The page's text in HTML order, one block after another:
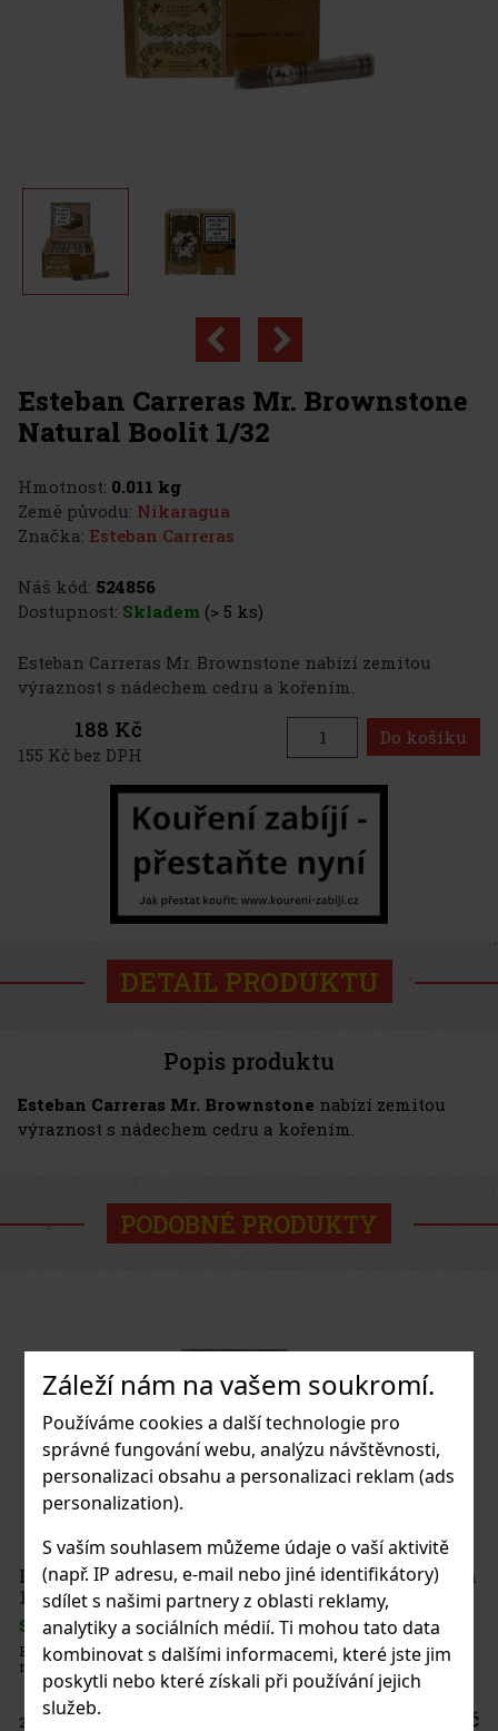
Záleží nám na vašem soukromí.
Používáme cookies a další technologie pro
správné fungování webu, analýzu návštěvnosti,
personalizaci obsahu a personalizaci reklam (ads
personalization).
S vaším souhlasem můžeme údaje o vaší aktivitě
(např. IP adresu, e-mail nebo jiné identifikátory)
sdílet s našimi partnery z oblasti reklamy,
analytiky a sociálních médií. Ti mohou tato data
kombinovat s dalšími informacemi, které jste jim
poskytli nebo které získali při používání jejich
služeb.
Esteban Carreras Mr. Brownstone
Natural Boolit 1/32
Hmotnost: 0.011 kg
Země původu: Nikaragua
Značka: Esteban Carreras
Náš kód: 524856
Dostupnost: Skladem (> 5 ks)
Esteban Carreras Mr. Brownstone nabízí zemitou
výraznost s nádechem cedru a kořením.
188 Kč
155 Kč bez DPH
Do košíku
DETAIL PRODUKTU
Popis produktu
Esteban Carreras Mr. Brownstone nabízí zemitou
výraznost s nádechem cedru a kořením.
PODOBNÉ PRODUKTY
Mr. Brownstone Natural Sesenta
5 ks)
Mr. Brownstone nabízí zemitou výraznost s
a kořením.